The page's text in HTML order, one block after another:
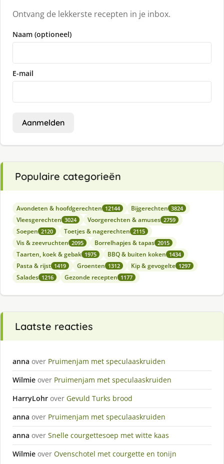
Ontvang de lekkerste recepten in je inbox.
Naam (optioneel)
E-mail
Aanmelden
Populaire categorieën
Avondeten & hoofdgerechten 12144 Bijgerechten 3824
Vleesgerechten 3024 Voorgerechten & amuses 2759
Soepen 2120 Toetjes & nagerechten 2115
Vis & zeevruchten 2095 Borrelhapjes & tapas 2015
Taarten, koek & gebak 1975 BBQ & buiten koken 1434
Pasta & rijst 1419 Groenten 1312 Kip & gevogelte 1297
Salades 1216 Gezonde recepten 1177
Laatste reacties
anna over Pruimenjam met speculaaskruiden
Wilmie over Pruimenjam met speculaaskruiden
HarryLohr over Gevuld Turks brood
anna over Pruimenjam met speculaaskruiden
anna over Snelle courgettesoep met witte kaas
Wilmie over Ovenschotel met courgette en tonijn